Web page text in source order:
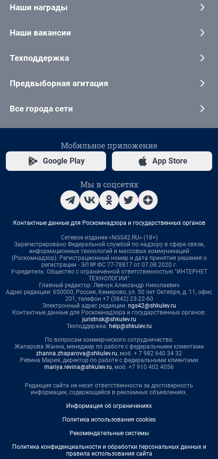
Наши награды
Наши вакансии
Техподдержка
Предвыборная агитация
Все города сети
Мобильное приложение
Google Play App Store
Мы в соцсетях
Контактные данные для Роскомнадзора и государственных органов
Сетевое издание «NGS42.RU» (18+)
Зарегистрировано Федеральной службой по надзору в сфере связи,
информационных технологий и массовых коммуникаций
(Роскомнадзор). Регистрационный номер и дата принятия решения о
регистрации - ЭЛ № ФС 77-78817 от 07.08.2020 г.
Учредитель: Общество с ограниченной ответственностью "ИНТЕРНЕТ
ТЕХНОЛОГИИ"
Главный редактор: Левчук Александр Николаевич
Адрес редакции: 650000, Россия, Кемерово, ул. 50 лет Октября, д. 11, офис
201, телефон +7 (3842) 23-22-60
Электронный адрес редакции: ngs42@shkulev.ru
Контактные данные для Роскомнадзора и государственных органов:
juristnsk@shkulev.ru
Техподдержка: help@shkulev.ru
По вопросам коммерческого сотрудничества:
Жапарова Жанна, менеджер по работе с федеральными клиентами
zhanna.zhaparova@shkulev.ru, моб. + 7 982 640 34 32
Ревина Мария, директор по работе с федеральными клиентами
mariya.revina@shkulev.ru, моб. +7 910 402 4056
Редакция сайта не несет ответственности за достоверность
информации, содержащейся в рекламных объявлениях.
Информация об ограничениях
Политика использования cookies
Рекомендательные системы
Политика конфиденциальности и обработки персональных данных и
правила использования сайта